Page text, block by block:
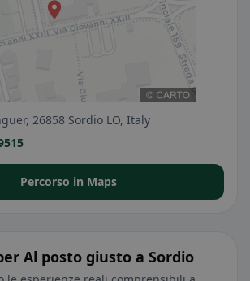
26858 Sordio LO, Italy
Percorso in Maps
Al posto giusto a Sordio